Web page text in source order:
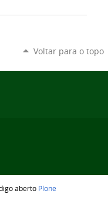
Voltar para o topo
aberto Plone